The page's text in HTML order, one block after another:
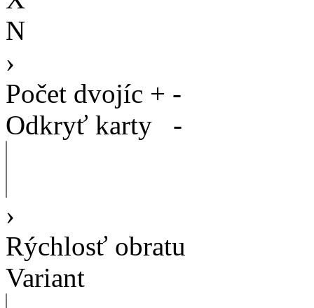
N
›
Počet dvojíc + -
Odkryť karty
-
›
Rýchlosť obratu
Variant